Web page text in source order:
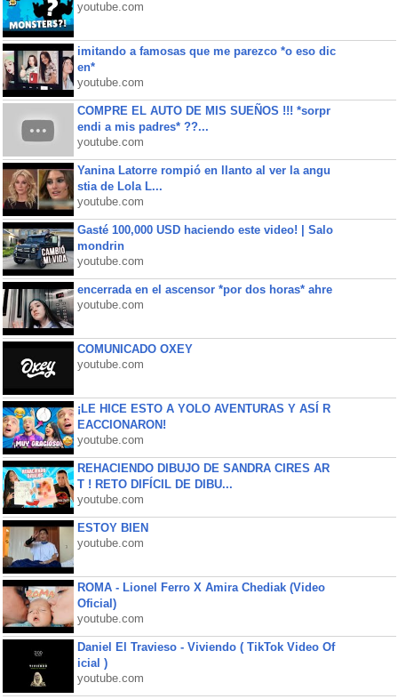
youtube.com
imitando a famosas que me parezco *o eso dic
en*
youtube.com
COMPRE EL AUTO DE MIS SUEÑOS !!! *sorpr
endi a mis padres* ??...
youtube.com
Yanina Latorre rompió en llanto al ver la angu
stia de Lola L...
youtube.com
Gasté 100,000 USD haciendo este video! | Salo
mondrin
youtube.com
encerrada en el ascensor *por dos horas* ahre
youtube.com
COMUNICADO OXEY
youtube.com
¡LE HICE ESTO A YOLO AVENTURAS Y ASÍ R
EACCIONARON!
youtube.com
REHACIENDO DIBUJO DE SANDRA CIRES AR
T ! RETO DIFÍCIL DE DIBU...
youtube.com
ESTOY BIEN
youtube.com
ROMA - Lionel Ferro X Amira Chediak (Video
Oficial)
youtube.com
Daniel El Travieso - Viviendo ( TikTok Video Of
icial )
youtube.com